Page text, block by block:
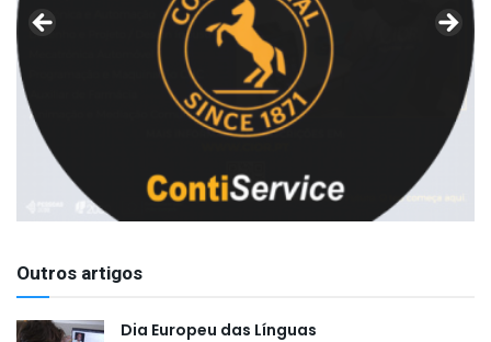
Outros artigos
Dia Europeu das Línguas